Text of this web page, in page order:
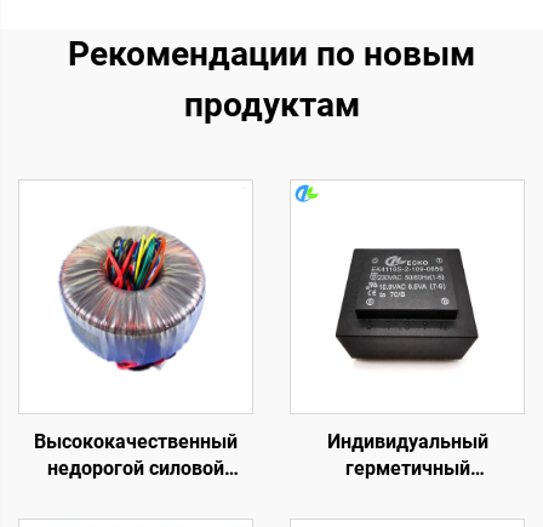
Рекомендации по новым
продуктам
Высококачественный
недорогой силовой
12 В, 400 Вт,
Индивидуальный
герметичный
трансформатор для